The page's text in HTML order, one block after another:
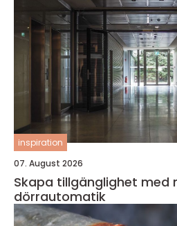
inspiration
07. August 2026
Skapa tillgänglighet med
dörrautomatik